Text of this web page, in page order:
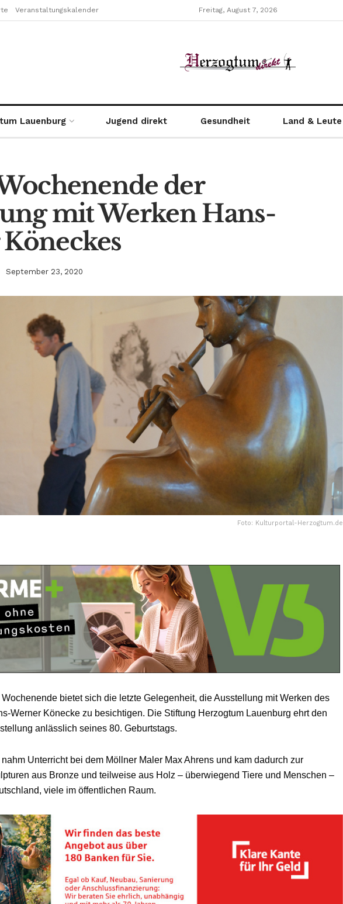
Veranstaltungskalender Freitag, August 7, 2026
Lauenburg Jugend direkt Gesundheit Land & Leute
der
mit Werken Hans-
September 23, 2020
Foto: Kulturportal-Herzogtum.de
bietet sich die letzte Gelegenheit, die Ausstellung mit Werken des
Werner Könecke zu besichtigen. Die Stiftung Herzogtum Lauenburg ehrt den
anlässlich seines 80. Geburtstags.
Unterricht bei dem Möllner Maler Max Ahrens und kam dadurch zur
aus Bronze und teilweise aus Holz – überwiegend Tiere und Menschen –
viele im öffentlichen Raum.